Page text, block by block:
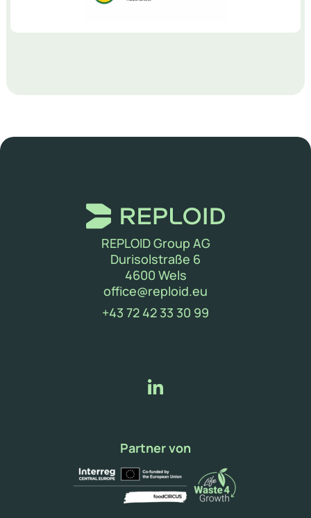
REPLOID Group AG
Durisolstraße 6
4600 Wels
office@reploid.eu
+43 72 42 33 30 99
Partner von